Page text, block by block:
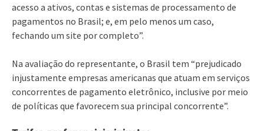
acesso a ativos, contas e sistemas de processamento de
pagamentos no Brasil; e, em pelo menos um caso,
fechando um site por completo”.
Na avaliação do representante, o Brasil tem “prejudicado
injustamente empresas americanas que atuam em serviços
concorrentes de pagamento eletrônico, inclusive por meio
de políticas que favorecem sua principal concorrente”.